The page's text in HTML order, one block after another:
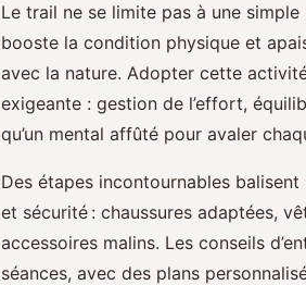
Le trail ne se limite pas à une
booste la condition physique et
avec la nature. Adopter cette
exigeante : gestion de l’effort,
qu’un mental affûté pour avaler
Des étapes incontournables
et sécurité : chaussures adaptées,
accessoires malins. Les conseils
séances, avec des plans